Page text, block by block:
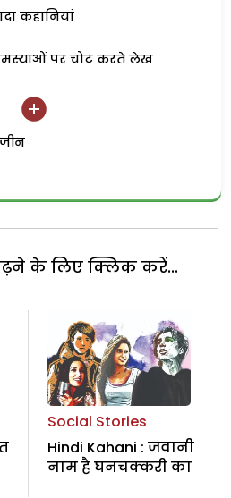
कहानियां
पर चोट करते लेख
के लिए क्लिक करें...
Social Stories
Hindi Kahani : जवानी
नाम है घनचक्करी का